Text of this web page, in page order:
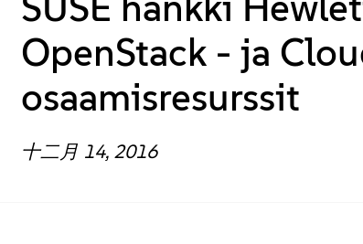
OpenStack - ja
osaamisresurssit
十二月 14, 2016